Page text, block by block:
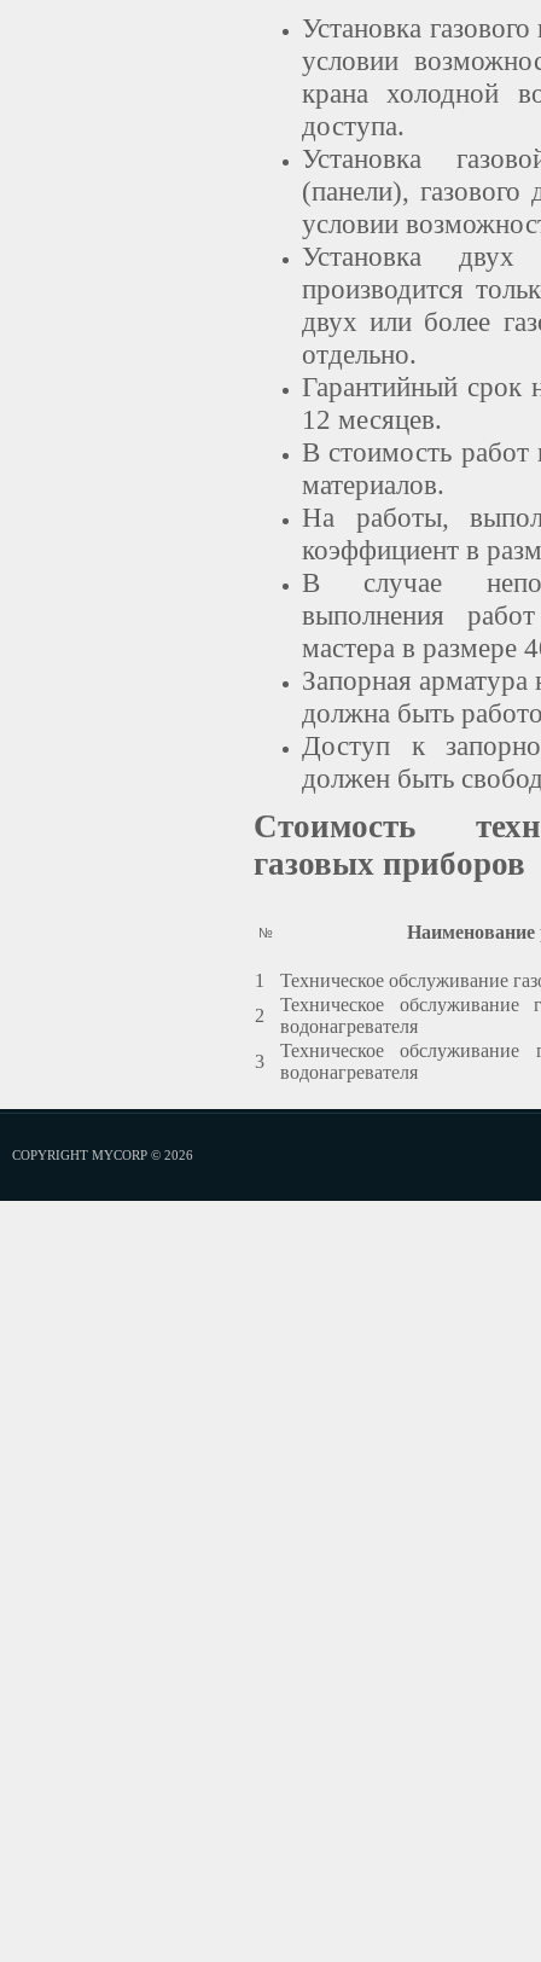
Установка
условии
крана холодной
доступа.
Установка
(панели),
условии
Установка
производится
двух или более
отдельно.
Гарантийный срок
12 месяцев.
В стоимость работ
материалов.
На работы,
коэффициент в
В случае
выполнения
мастера в размере
Запорная арматура
должна быть
Доступ к
должен быть
Стоимость
газовых приборов
№ Наименование
1
Техническое обслуживание
2
Техническое обслуживание
водонагревателя
3
Техническое обслуживание
водонагревателя
COPYRIGHT MYCORP © 2026